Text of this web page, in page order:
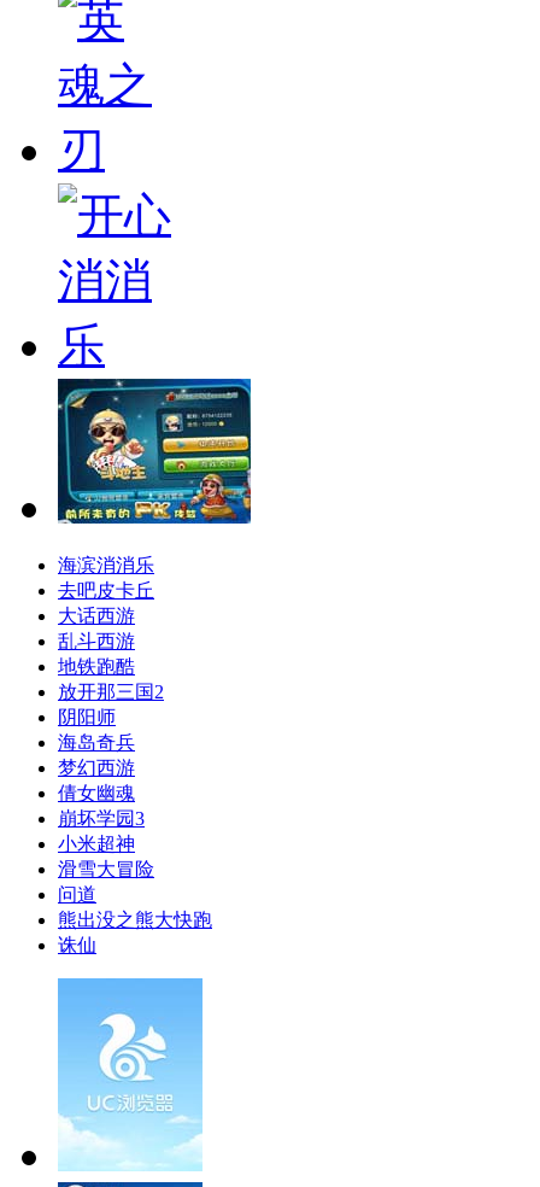
海滨消消乐
去吧皮卡丘
大话西游
乱斗西游
地铁跑酷
放开那三国2
阴阳师
海岛奇兵
梦幻西游
倩女幽魂
崩坏学园3
小米超神
滑雪大冒险
问道
熊出没之熊大快跑
诛仙